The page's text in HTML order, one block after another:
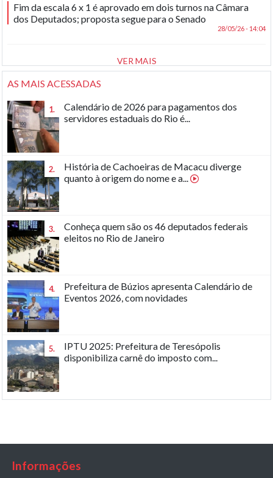
Fim da escala 6 x 1 é aprovado em dois turnos na Câmara
dos Deputados; proposta segue para o Senado
28/05/26 - 14:04
VER MAIS
AS MAIS ACESSADAS
1.
Calendário de 2026 para pagamentos dos
servidores estaduais do Rio é...
2.
História de Cachoeiras de Macacu diverge
quanto à origem do nome e a...
3.
Conheça quem são os 46 deputados federais
eleitos no Rio de Janeiro
4.
Prefeitura de Búzios apresenta Calendário de
Eventos 2026, com novidades
5.
IPTU 2025: Prefeitura de Teresópolis
disponibiliza carnê do imposto com...
Informações